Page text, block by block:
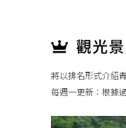
將以排名形式介紹
每週一更新：根據